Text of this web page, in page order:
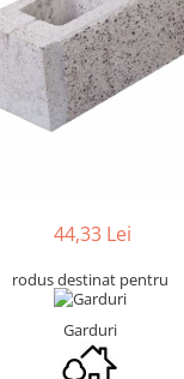
44,33 Lei
rodus destinat pentru
Garduri